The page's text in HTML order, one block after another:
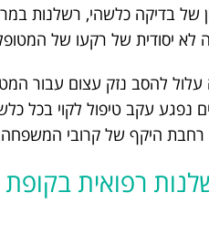
של בדיקה כלשהי, רשלנות
לא יסודית של רקעו של
להסב נזק עצום עבור
נפגע עקב טיפול לקוי בכל
רחבת היקף של קרובי
רפואית בקופת